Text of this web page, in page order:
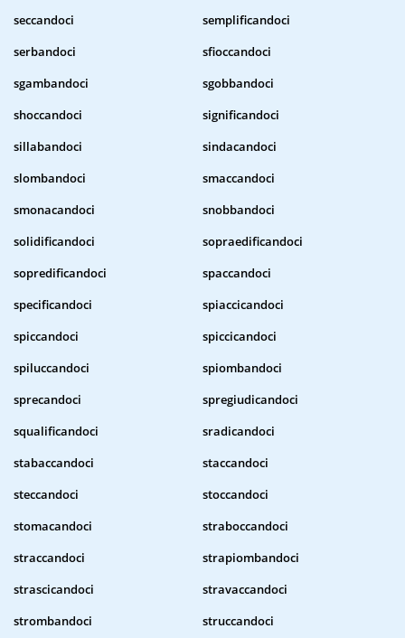
seccandoci
semplificandoci
serbandoci
sfioccandoci
sgambandoci
sgobbandoci
shoccandoci
significandoci
sillabandoci
sindacandoci
slombandoci
smaccandoci
smonacandoci
snobbandoci
solidificandoci
sopraedificandoci
sopredificandoci
spaccandoci
specificandoci
spiaccicandoci
spiccandoci
spiccicandoci
spiluccandoci
spiombandoci
sprecandoci
spregiudicandoci
squalificandoci
sradicandoci
stabaccandoci
staccandoci
steccandoci
stoccandoci
stomacandoci
straboccandoci
straccandoci
strapiombandoci
strascicandoci
stravaccandoci
strombandoci
struccandoci